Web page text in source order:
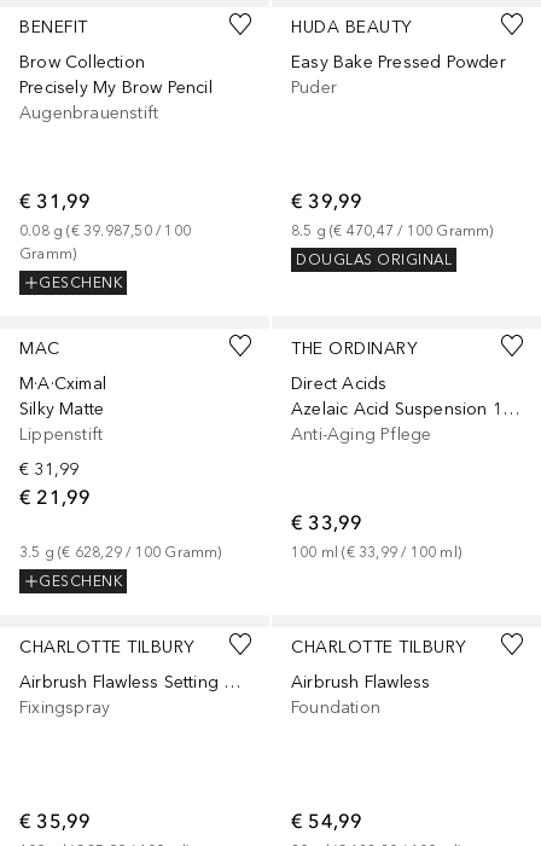
BENEFIT
Brow Collection
Precisely My Brow Pencil
Augenbrauenstift
€ 31,99
0.08 g (€ 39.987,50 / 100
Gramm)
GESCHENK
HUDA BEAUTY
Easy Bake Pressed Powder
Puder
€ 39,99
8.5 g (€ 470,47 / 100 Gramm)
DOUGLAS ORIGINAL
MAC
M·A·Cximal
Silky Matte
Lippenstift
€ 31,99
€ 21,99
3.5 g (€ 628,29 / 100 Gramm)
GESCHENK
+38
THE ORDINARY
Direct Acids
Azelaic Acid Suspension 10%
Anti-Aging Pflege
€ 33,99
100 ml (€ 33,99 / 100 ml )
CHARLOTTE TILBURY
Airbrush Flawless Setting Spray Matte Blur
Fixingspray
€ 35,99
CHARLOTTE TILBURY
Airbrush Flawless
Foundation
€ 54,99